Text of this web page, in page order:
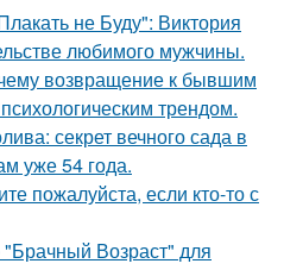
не Буду": Виктория
любимого мужчины.
возвращение к бывшим
трендом.
секрет вечного сада в
уже 54 года.
пожалуйста, если кто-то с
"Брачный Возраст" для